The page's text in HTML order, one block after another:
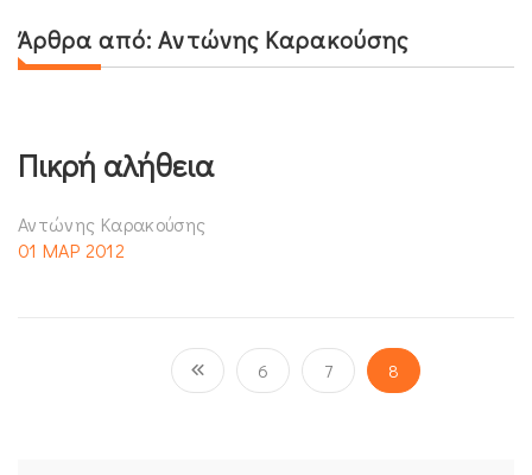
Άρθρα από:Αντώνης Καρακούσης
Πικρή αλήθεια
Αντώνης Καρακούσης
01 ΜΑΡ 2012
6 7 8